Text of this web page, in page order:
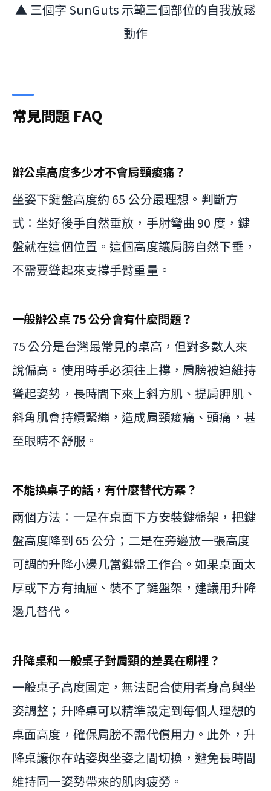
▲ 三個字 SunGuts 示範三個部位的自我放鬆
動作
常見問題 FAQ
辦公桌高度多少才不會肩頸痠痛？
坐姿下鍵盤高度約 65 公分最理想。判斷方
式：坐好後手自然垂放，手肘彎曲 90 度，鍵
盤就在這個位置。這個高度讓肩膀自然下垂，
不需要聳起來支撐手臂重量。
一般辦公桌 75 公分會有什麼問題？
75 公分是台灣最常見的桌高，但對多數人來
說偏高。使用時手必須往上撐，肩膀被迫維持
聳起姿勢，長時間下來上斜方肌、提肩胛肌、
斜角肌會持續緊繃，造成肩頸痠痛、頭痛，甚
至眼睛不舒服。
不能換桌子的話，有什麼替代方案？
兩個方法：一是在桌面下方安裝鍵盤架，把鍵
盤高度降到 65 公分；二是在旁邊放一張高度
可調的升降小邊几當鍵盤工作台。如果桌面太
厚或下方有抽屜、裝不了鍵盤架，建議用升降
邊几替代。
升降桌和一般桌子對肩頸的差異在哪裡？
一般桌子高度固定，無法配合使用者身高與坐
姿調整；升降桌可以精準設定到每個人理想的
桌面高度，確保肩膀不需代償用力。此外，升
降桌讓你在站姿與坐姿之間切換，避免長時間
維持同一姿勢帶來的肌肉疲勞。